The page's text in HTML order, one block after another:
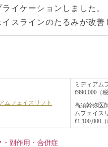
イケーションしました。
スラインのたるみが改善
ムフェイスリフト
ミディアム
¥990,000（税
高須幹弥医
ムフェイス
¥1,100,000（
・副作用・合併症